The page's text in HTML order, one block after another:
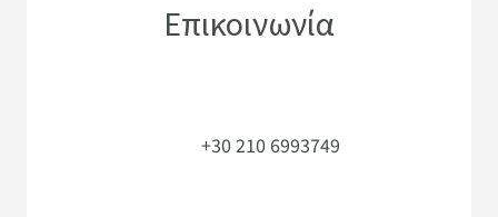
Επικοινωνία
+30 210 6993749